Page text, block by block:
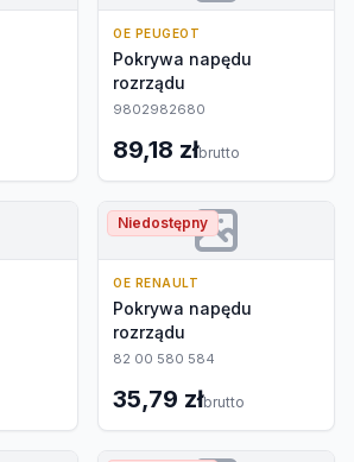
OE PEUGEOT
Pokrywa napędu
rozrządu
9802982680
89,18 złbrutto
Niedostępny
OE RENAULT
Pokrywa napędu
rozrządu
82 00 580 584
35,79 złbrutto